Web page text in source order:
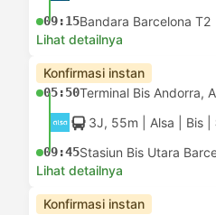
09:15Bandara Barcelona T2
Lihat detailnya
Konfirmasi instan
05:50Terminal Bis Andorra,
3J, 55m | Alsa Bis
09:45Stasiun Bis Utara
Lihat detailnya
Konfirmasi instan